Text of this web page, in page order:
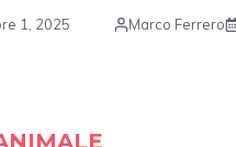
1, 2025 Marco Ferrero